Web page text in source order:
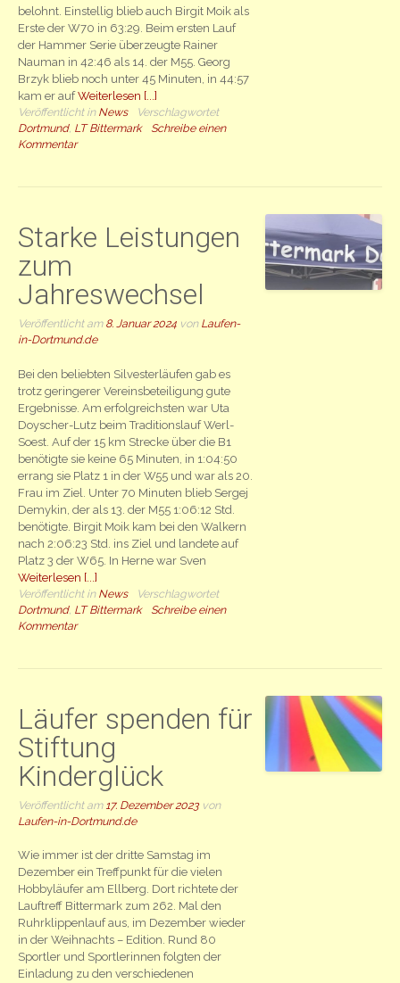
belohnt. Einstellig blieb auch Birgit Moik als
Erste der W70 in 63:29. Beim ersten Lauf
der Hammer Serie überzeugte Rainer
Nauman in 42:46 als 14. der M55. Georg
Brzyk blieb noch unter 45 Minuten, in 44:57
kam er aufWeiterlesen [...]
Veröffentlicht in News
Verschlagwortet
Dortmund, LT Bittermark
Schreibe einen
Kommentar
Starke Leistungen
zum
Jahreswechsel
Veröffentlicht am 8. Januar 2024 von Laufen-
in-Dortmund.de
Bei den beliebten Silvesterläufen gab es
trotz geringerer Vereinsbeteiligung gute
Ergebnisse. Am erfolgreichsten war Uta
Doyscher-Lutz beim Traditionslauf Werl-
Soest. Auf der 15 km Strecke über die B1
benötigte sie keine 65 Minuten, in 1:04:50
errang sie Platz 1 in der W55 und war als 20.
Frau im Ziel. Unter 70 Minuten blieb Sergej
Demykin, der als 13. der M55 1:06:12 Std.
benötigte. Birgit Moik kam bei den Walkern
nach 2:06:23 Std. ins Ziel und landete auf
Platz 3 der W65. In Herne war Sven
Weiterlesen [...]
Veröffentlicht in News
Verschlagwortet
Dortmund, LT Bittermark
Schreibe einen
Kommentar
Läufer spenden für
Stiftung
Kinderglück
Veröffentlicht am 17. Dezember 2023von
Laufen-in-Dortmund.de
Wie immer ist der dritte Samstag im
Dezember ein Treffpunkt für die vielen
Hobbyläufer am Ellberg. Dort richtete der
Lauftreff Bittermark zum 262. Mal den
Ruhrklippenlauf aus, im Dezember wieder
in der Weihnachts – Edition. Rund 80
Sportler und Sportlerinnen folgten der
Einladung zu den verschiedenen